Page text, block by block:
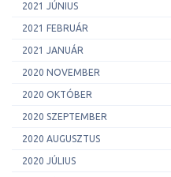
2021 JÚNIUS
2021 FEBRUÁR
2021 JANUÁR
2020 NOVEMBER
2020 OKTÓBER
2020 SZEPTEMBER
2020 AUGUSZTUS
2020 JÚLIUS